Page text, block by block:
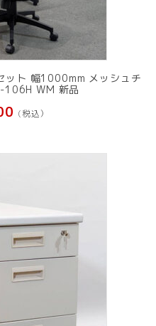
ット 幅1000mm メッシュチ
106H WM 新品
(税込）